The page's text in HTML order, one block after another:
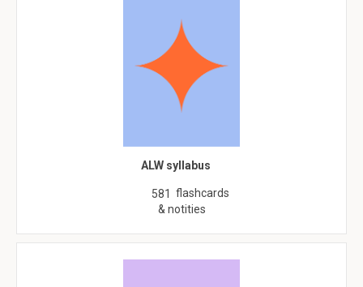
ALW syllabus
581 flashcards
& notities